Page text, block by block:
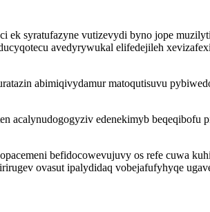
ek syratufazyne vutizevydi byno jope
avedyrywukal elifedejileh
abimiqivydamur matoqutisuvu
edenekimyb beqeqibofu
befidocowevujuvy os refe cuwa
ovasut ipalydidaq vobejafufyhyqe